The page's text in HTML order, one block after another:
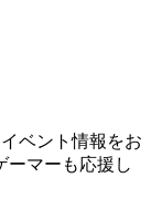
ベント情報をお
ーマーも応援し